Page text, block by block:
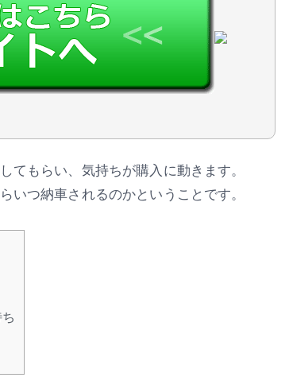
てもらい、気持ちが購入に動きます。
いつ納車されるのかということです。